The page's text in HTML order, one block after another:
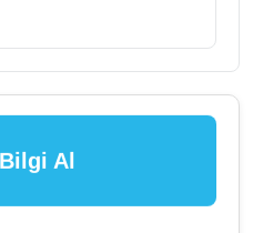
Al